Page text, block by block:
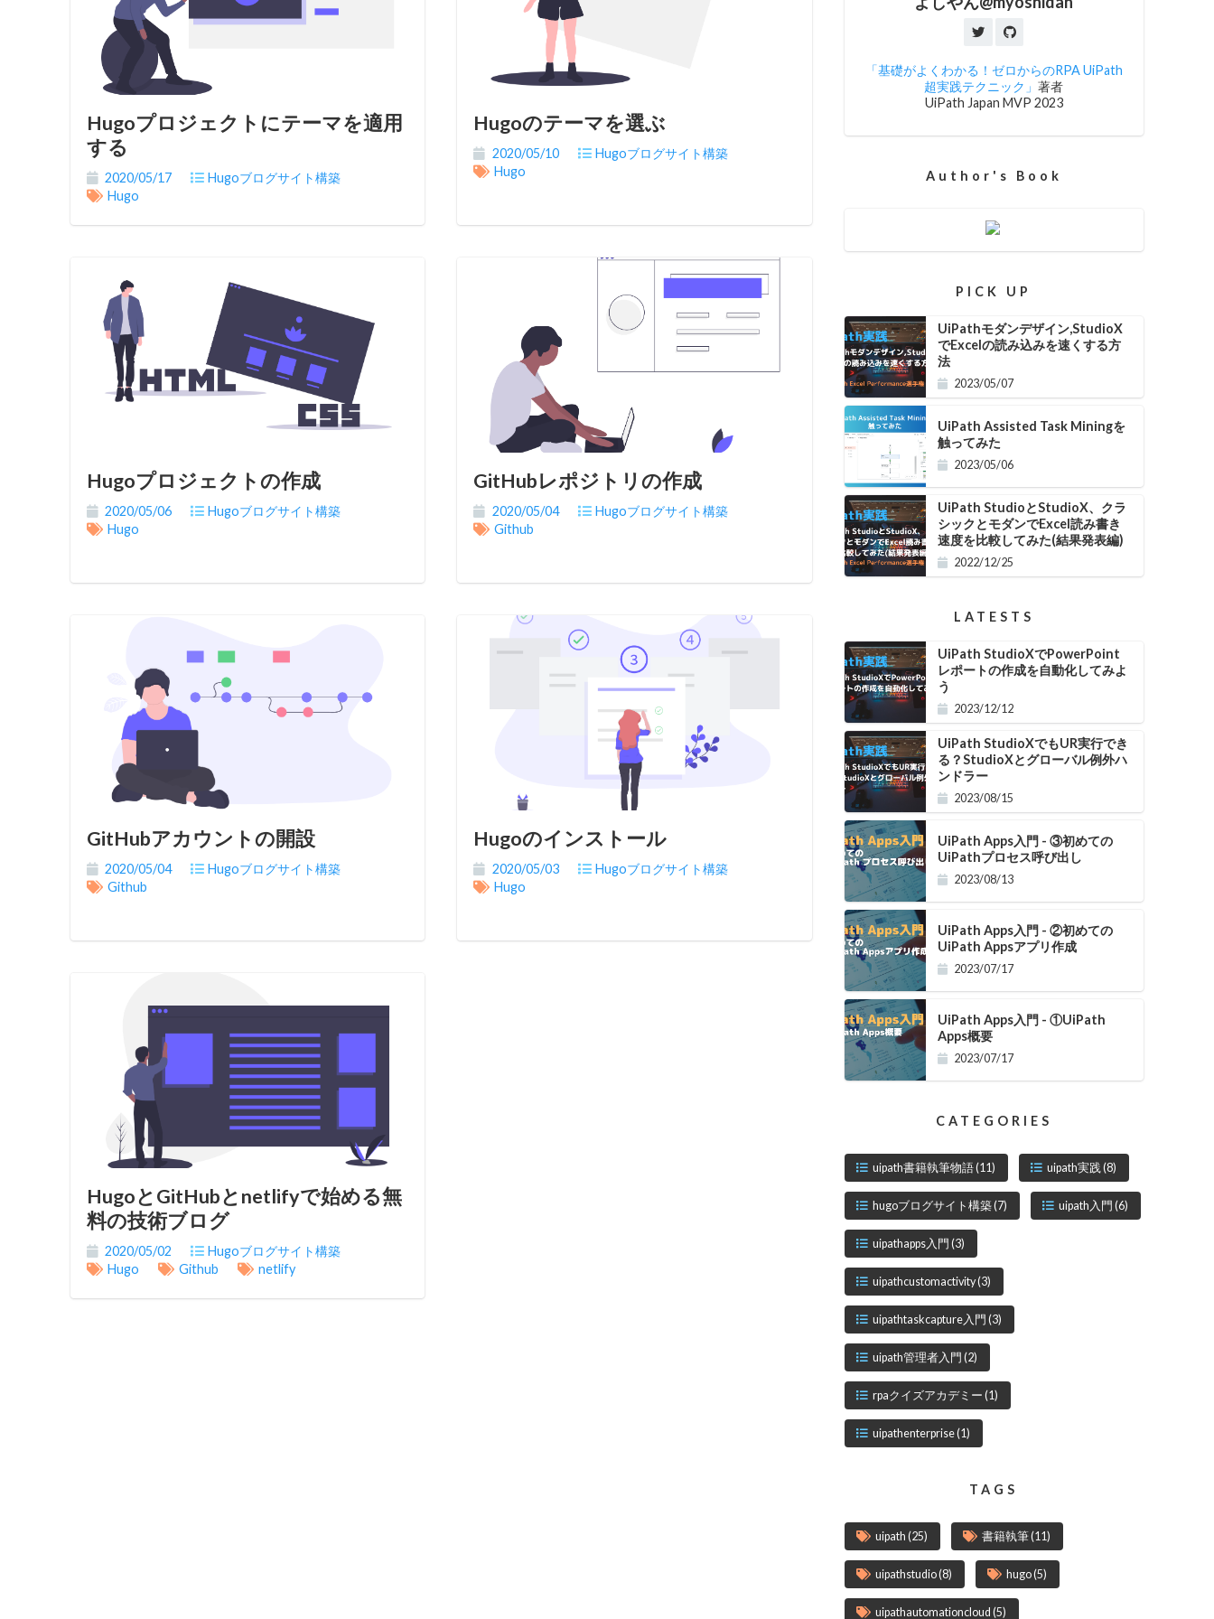
Hugoプロジェクトにテーマを適用
する
2020/05/17
Hugoブログサイト構築
Hugo
Hugoのテーマを選ぶ
2020/05/10
Hugoブログサイト構築
Hugo
Hugoプロジェクトの作成
2020/05/06
Hugoブログサイト構築
Hugo
GitHubレポジトリの作成
2020/05/04
Hugoブログサイト構築
Github
GitHubアカウントの開設
2020/05/04
Hugoブログサイト構築
Github
Hugoのインストール
2020/05/03
Hugoブログサイト構築
Hugo
HugoとGitHubとnetlifyで始める無
料の技術ブログ
2020/05/02
Hugoブログサイト構築
Hugo
Github netlify
「基礎がよくわかる！ゼロからのRPA UiPath
超実践テクニック」著者
UiPath Japan MVP 2023
Author's Book
PICK UP
UiPathモダンデザイン,StudioX
でExcelの読み込みを速くする方
法
2023/05/07
UiPath Assisted Task Miningを
触ってみた
2023/05/06
UiPath StudioとStudioX、クラ
シックとモダンでExcel読み書き
速度を比較してみた(結果発表編)
2022/12/25
LATESTS
UiPath StudioXでPowerPoint
レポートの作成を自動化してみよ
う
2023/12/12
UiPath StudioXでもUR実行でき
る？StudioXとグローバル例外ハ
ンドラー
2023/08/15
UiPath Apps入門 - ③初めての
UiPathプロセス呼び出し
2023/08/13
UiPath Apps入門 - ②初めての
UiPath Appsアプリ作成
2023/07/17
UiPath Apps入門 - ①UiPath
Apps概要
2023/07/17
CATEGORIES
uipath書籍執筆物語(11) uipath実践(8)
hugoブログサイト構築(7) uipath入門(6)
uipathapps入門(3)
uipathcustomactivity(3)
uipathtaskcapture入門(3)
uipath管理者入門(2)
rpaクイズアカデミー(1)
uipathenterprise(1)
TAGS
uipath(25) 書籍執筆(11)
uipathstudio(8) hugo(5)
uipathautomationcloud(5)